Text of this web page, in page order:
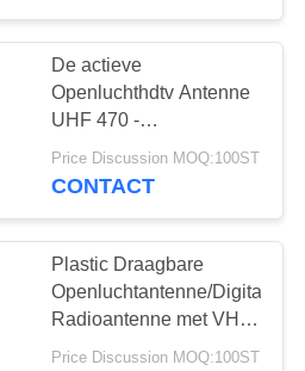
De actieve
Openluchthdtv Antenne
UHF 470 -
860MHZ/VHF 174 - 230
van Antenne Digitale TV
Price Discussion MOQ:100ST
CONTACT
Plastic Draagbare
Openluchtantenne/Digitale
Radioantenne met VHF
174 - 230
Price Discussion MOQ:100ST